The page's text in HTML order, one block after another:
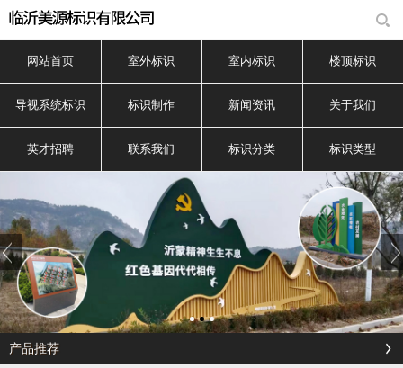
网站首页 室外标识 室内标识 楼顶标识
导视系统标识 标识制作 新闻资讯 关于我们
英才招聘 联系我们 标识分类 标识类型
产品推荐